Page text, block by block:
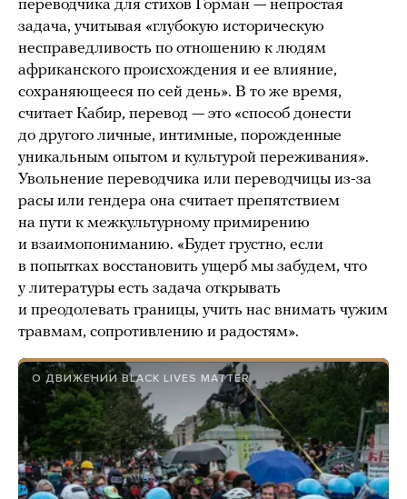
переводчика для стихов Горман — непростая
задача, учитывая «глубокую историческую
несправедливость по отношению к людям
африканского происхождения и ее влияние,
сохраняющееся по сей день». В то же время,
считает Кабир, перевод — это «способ донести
до другого личные, интимные, порожденные
уникальным опытом и культурой переживания».
Увольнение переводчика или переводчицы из-за
расы или гендера она считает препятствием
на пути к межкультурному примирению
и взаимопониманию. «Будет грустно, если
в попытках восстановить ущерб мы забудем, что
у литературы есть задача открывать
и преодолевать границы, учить нас внимать чужим
травмам, сопротивлению и радостям».
О ДВИЖЕНИИ BLACK LIVES MATTER